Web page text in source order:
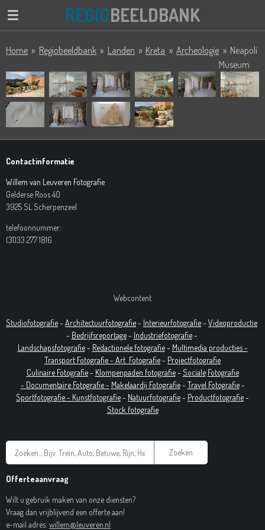
Ga
de
REGIOBEELDBANK
Home » Regiobeeldbank » Landen » Kreta » Archeologie » Neapoli
Museum
Contactinformatie
Willem van Leuveren Fotografie
Gelderse Roos 40
3925 SL Scherpenzeel
telefoonnummer:
(31)33 277 1816
Webcontent
Studiofotografie- Architectuurfotografie- Interieurfotografie- Videoproductie
- Bedrijfsreportage- Industriefotografie-
Landschapsfotografie- Redactionele fotografie- Multimedia producties -
Transport Fotografie - Art Fotografie- Projectfotografie
Culinaire Fotografie- Klompenpaden fotografie- Sociale Fotografie
- Documentaire Fotografie- Makelaardij Fotografie- Travel Fotografie-
Sportfotografie - Kunstfotografie- Natuurfotografie- Productfotografie-
Stock fotografie
Zoeken
Offerteaanvraag
Wilt u gebruik maken van onze diensten?
Vraag dan vrijblijvend een offerte aan!
e-mail adres: willem@leuveren.nl